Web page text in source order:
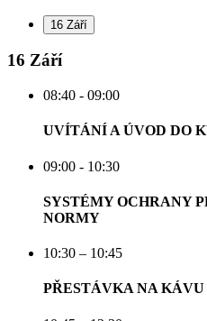
16 Září
16 Září
08:40 - 09:00
UVÍTÁNÍ A ÚVOD DO
09:00 - 10:30
SYSTÉMY OCHRANY
NORMY
10:30 – 10:45
PŘESTÁVKA NA KÁVU